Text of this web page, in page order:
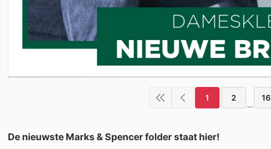
1 2
...
16
De nieuwste Marks & Spencer folder staat hier!